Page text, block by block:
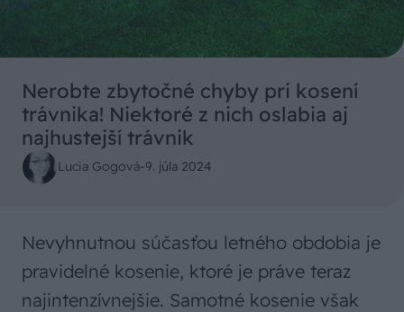
Nerobte zbytočné chyby pri kosení
trávnika! Niektoré z nich oslabia aj
najhustejší trávnik
Lucia Gogová-9. júla 2024
Nevyhnutnou súčasťou letného obdobia je
pravidelné kosenie, ktoré je práve teraz
najintenzívnejšie. Samotné kosenie však